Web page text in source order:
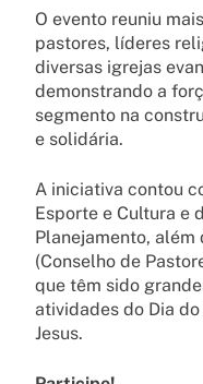
O evento reuniu
pastores, líderes
diversas igrejas
demonstrando a
segmento na
e solidária.
A iniciativa contou
Esporte e Cultura e
Planejamento, além
(Conselho de
que têm sido
atividades do Dia
Jesus.